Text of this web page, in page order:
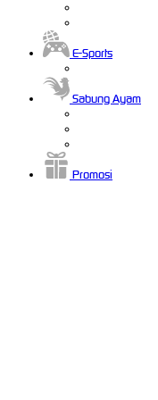
E-Sports
Sabung Ayam
Promosi